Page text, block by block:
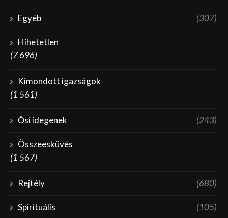
Egyéb (307)
Hihetetlen
(7 696)
Kimondott igazságok
(1 561)
Ősi idegenek (243)
Összeesküvés
(1 567)
Rejtély (680)
Spirituális (105)